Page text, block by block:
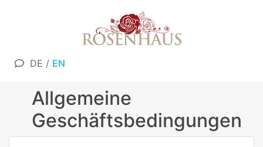
DE / EN
Allgemeine
Geschäftsbedingungen